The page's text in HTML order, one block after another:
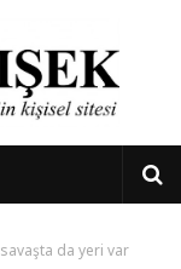
da yeri var